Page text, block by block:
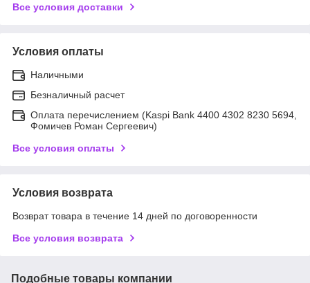
Все условия доставки
Условия оплаты
Наличными
Безналичный расчет
Оплата перечислением (Kaspi Bank 4400 4302 8230 5694,
Фомичев Роман Сергеевич)
Все условия оплаты
Условия возврата
Возврат товара в течение 14 дней по договоренности
Все условия возврата
Подобные товары компании